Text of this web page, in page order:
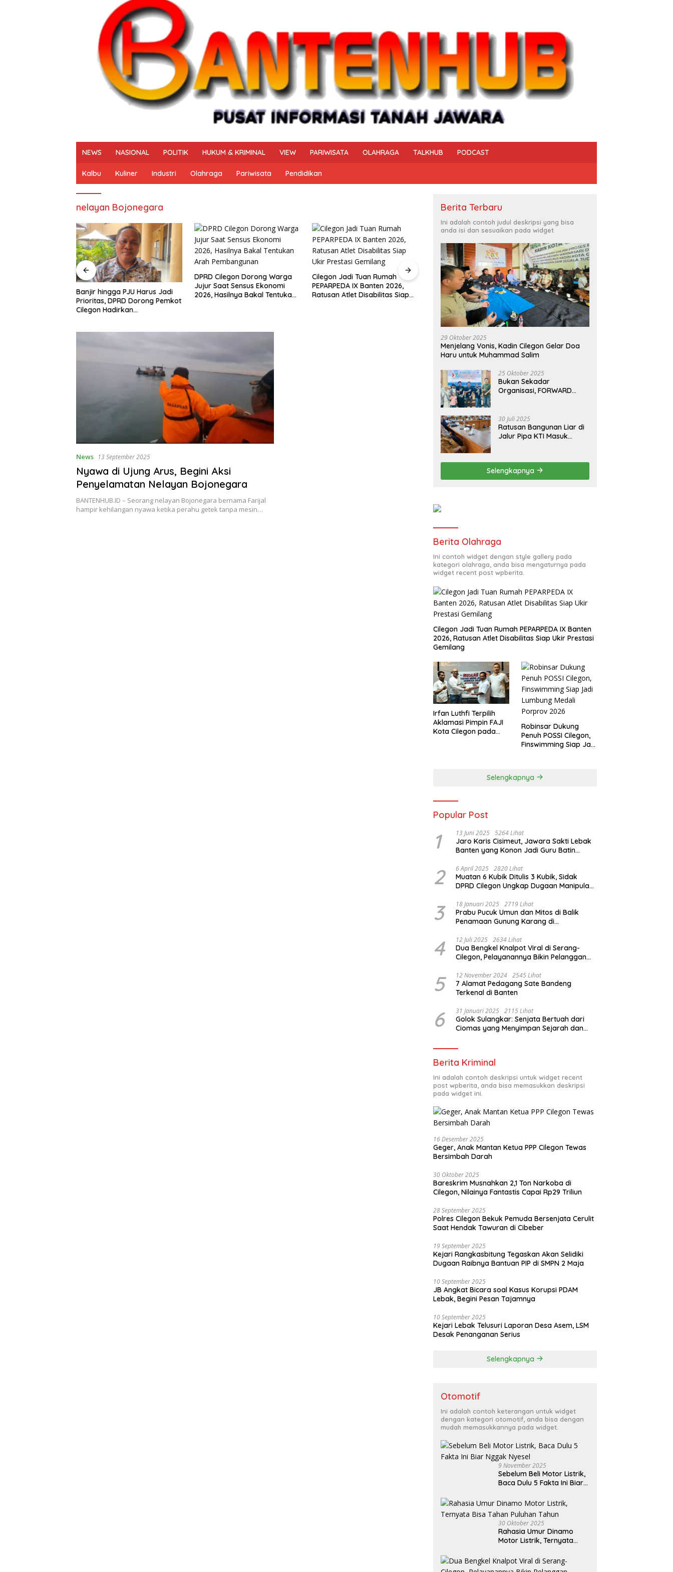
NEWS NASIONAL POLITIK HUKUM & KRIMINAL VIEW PARIWISATA OLAHRAGA TALKHUB PODCAST
Kalbu Kuliner Industri Olahraga Pariwisata Pendidikan
nelayan Bojonegara
Banjir hingga PJU Harus Jadi
Prioritas, DPRD Dorong Pemkot
Cilegon Hadirkan
DPRD Cilegon Dorong Warga
Jujur Saat Sensus Ekonomi
2026, Hasilnya Bakal Tentukan
Cilegon Jadi Tuan Rumah
PEPARPEDA IX Banten 2026,
Ratusan Atlet Disabilitas Siap
DPRD dan HMI Bersinergi Kawal
Penegakan Perda, Tempat
Hiburan Bermasalah Jadi
Sorotan
Irfan Luthfi Terpilih Aklamasi
Pimpin FAJI Kota Cilegon pada
Muscab I 2026
News 13 September 2025
Nyawa di Ujung Arus, Begini Aksi
Penyelamatan Nelayan Bojonegara
BANTENHUB.ID – Seorang nelayan Bojonegara bernama Farijal
hampir kehilangan nyawa ketika perahu getek tanpa mesin…
Berita Terbaru
Ini adalah contoh judul deskripsi yang bisa
anda isi dan sesuaikan pada widget
29 Oktober 2025
Menjelang Vonis, Kadin Cilegon Gelar Doa
Haru untuk Muhammad Salim
25 Oktober 2025
Bukan Sekadar
Organisasi, FORWARD
Berbudaya
30 Juli 2025
Ratusan Bangunan Liar di
Jalur Pipa KTI Masuk
Ciwandan
Selengkapnya
Berita Olahraga
Ini contoh widget dengan style gallery pada
kategori olahraga, anda bisa mengaturnya pada
widget recent post wpberita.
Cilegon Jadi Tuan Rumah PEPARPEDA IX Banten
2026, Ratusan Atlet Disabilitas Siap Ukir Prestasi
Gemilang
Irfan Luthfi Terpilih
Aklamasi Pimpin FAJI
Kota Cilegon pada
Robinsar Dukung
Penuh POSSI Cilegon,
Finswimming Siap Jadi
Selengkapnya
Popular Post
1 13 Juni 2025 5264 Lihat
Jaro Karis Cisimeut, Jawara Sakti Lebak
Banten yang Konon Jadi Guru Batin
2 6 April 2025 2820 Lihat
Muatan 6 Kubik Ditulis 3 Kubik, Sidak
DPRD Cilegon Ungkap Dugaan Manipulasi
3 18 Januari 2025 2719 Lihat
Prabu Pucuk Umun dan Mitos di Balik
Penamaan Gunung Karang di
4 12 Juli 2025 2634 Lihat
Dua Bengkel Knalpot Viral di Serang-
Cilegon, Pelayanannya Bikin Pelanggan
5 12 November 2024 2545 Lihat
7 Alamat Pedagang Sate Bandeng
Terkenal di Banten
6 31 Januari 2025 2115 Lihat
Golok Sulangkar: Senjata Bertuah dari
Ciomas yang Menyimpan Sejarah dan
Berita Kriminal
Ini adalah contoh deskripsi untuk widget recent
post wpberita, anda bisa memasukkan deskripsi
pada widget ini.
16 Desember 2025
Geger, Anak Mantan Ketua PPP Cilegon Tewas
Bersimbah Darah
30 Oktober 2025
Bareskrim Musnahkan 2,1 Ton Narkoba di
Cilegon, Nilainya Fantastis Capai Rp29 Triliun
28 September 2025
Polres Cilegon Bekuk Pemuda Bersenjata Cerulit
Saat Hendak Tawuran di Cibeber
19 September 2025
Kejari Rangkasbitung Tegaskan Akan Selidiki
Dugaan Raibnya Bantuan PIP di SMPN 2 Maja
10 September 2025
JB Angkat Bicara soal Kasus Korupsi PDAM
Lebak, Begini Pesan Tajamnya
10 September 2025
Kejari Lebak Telusuri Laporan Desa Asem, LSM
Desak Penanganan Serius
Selengkapnya
Otomotif
Ini adalah contoh keterangan untuk widget
dengan kategori otomotif, anda bisa dengan
mudah memasukkannya pada widget.
9 November 2025
Sebelum Beli Motor Listrik,
Baca Dulu 5 Fakta Ini Biar
30 Oktober 2025
Rahasia Umur Dinamo
Motor Listrik, Ternyata